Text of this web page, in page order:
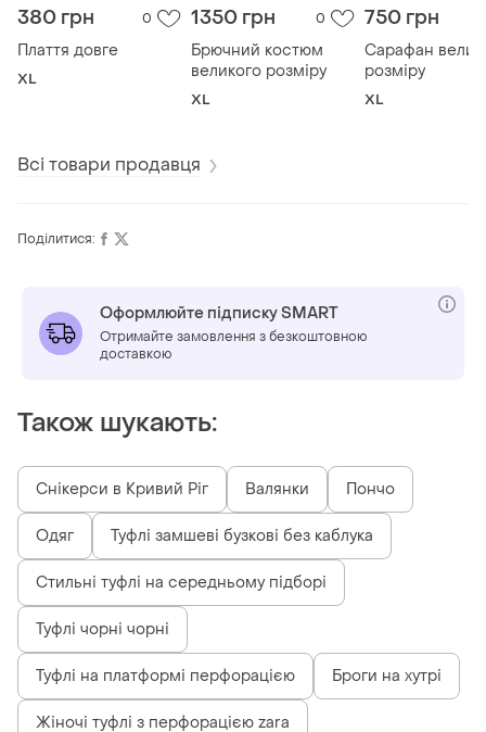
380 грн 0
Плаття довге
XL
1350 грн 0
Брючний костюм
великого розміру
XL
750 грн
Сарафан
розміру
XL
Всі товари продавця
Поділитися:
Оформлюйте підписку SMART
Отримайте замовлення з безкоштовною
доставкою
Також шукають:
Снікерси в Кривий Ріг Валянки Пончо
Одяг Туфлі замшеві бузкові без каблука
Стильні туфлі на середньому підборі
Туфлі чорні чорні
Туфлі на платформі перфорацією Броги на хутрі
Жіночі туфлі з перфорацією zara